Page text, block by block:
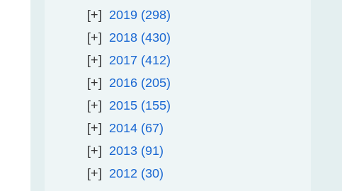
2019 298
2018 430
2017 412
2016 205
2015 155
2014 67
2013 91
2012
30